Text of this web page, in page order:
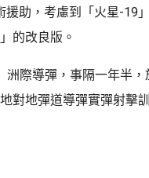
助，考慮到「火星-19
的改良版。
際導彈，事隔一年半，
對地彈道導彈實彈射擊